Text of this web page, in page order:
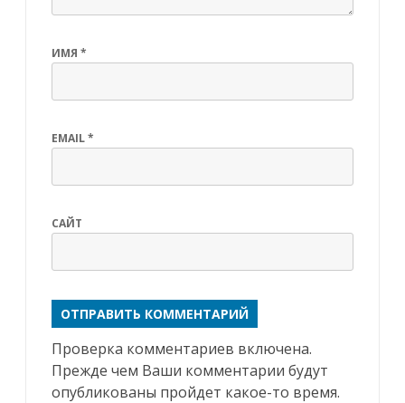
ИМЯ *
EMAIL*
САЙТ
Проверка комментариев включена.
Прежде чем Ваши комментарии будут
опубликованы пройдет какое-то время.